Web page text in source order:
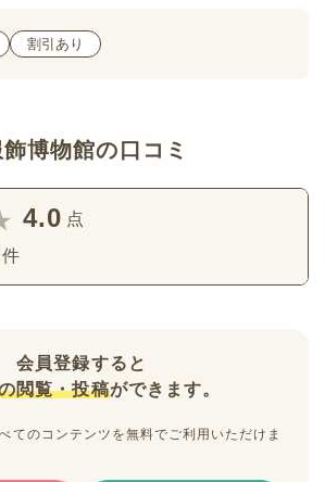
割引あり
博物館の口コミ
4.0 点
件
会員登録すると
閲覧・投稿ができます。
てのコンテンツを無料でご利用いただけま